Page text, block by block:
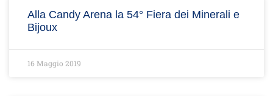
Alla Candy Arena la 54° Fiera dei Minerali e
Bijoux
16 Maggio 2019